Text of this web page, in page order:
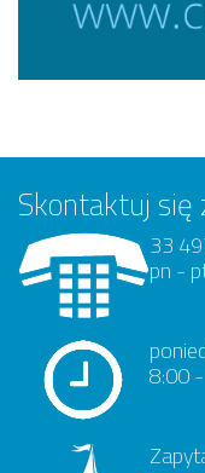
Skontaktuj się
33
pn -
8:00